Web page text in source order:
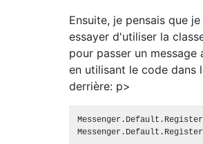
Ensuite, je pensais que
essayer d'utiliser la
pour passer un message
en utilisant le code dans
derrière: p>